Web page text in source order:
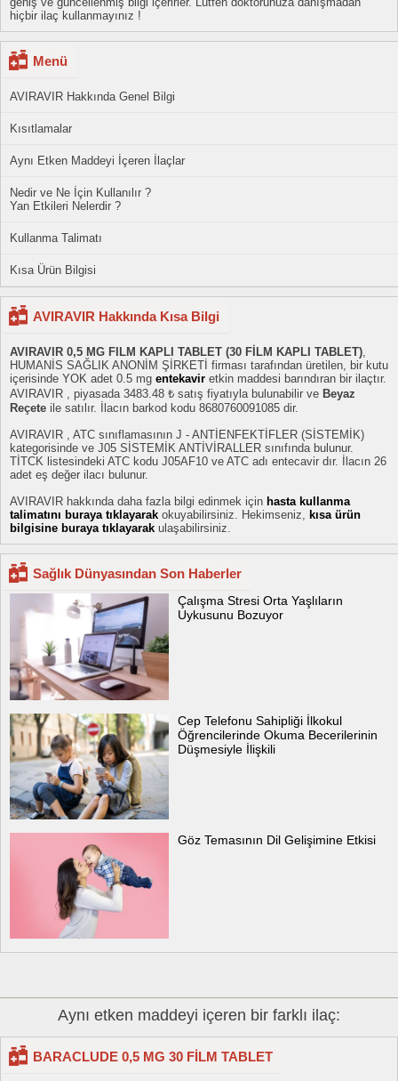
hiçbir ilaç kullanmayınız !
Menü
AVIRAVIR Hakkında Genel Bilgi
Kısıtlamalar
Aynı Etken Maddeyi İçeren İlaçlar
Nedir ve Ne İçin Kullanılır ?
Yan Etkileri Nelerdir ?
Kullanma Talimatı
Kısa Ürün Bilgisi
AVIRAVIR Hakkında Kısa Bilgi
AVIRAVIR 0,5 MG FILM KAPLI TABLET (30 FİLM KAPLI TABLET),
HUMANİS SAĞLIK ANONİM ŞİRKETİ firması tarafından üretilen, bir kutu
içerisinde YOK adet 0.5 mg entekavir etkin maddesi barındıran bir ilaçtır.
AVIRAVIR , piyasada 3483.48 ₺ satış fiyatıyla bulunabilir ve Beyaz
Reçete ile satılır. İlacın barkod kodu 8680760091085 dir.
AVIRAVIR , ATC sınıflamasının J - ANTİENFEKTİFLER (SİSTEMİK)
kategorisinde ve J05 SİSTEMİK ANTİVİRALLER sınıfında bulunur.
TİTCK listesindeki ATC kodu J05AF10 ve ATC adı entecavir dır. İlacın 26
adet eş değer ilacı bulunur.
AVIRAVIR hakkında daha fazla bilgi edinmek için hasta kullanma
talimatını buraya tıklayarak okuyabilirsiniz. Hekimseniz, kısa ürün
bilgisine buraya tıklayarak ulaşabilirsiniz.
Sağlık Dünyasından Son Haberler
Çalışma Stresi Orta Yaşlıların
Uykusunu Bozuyor
Cep Telefonu Sahipliği İlkokul
Öğrencilerinde Okuma Becerilerinin
Düşmesiyle İlişkili
Göz Temasının Dil Gelişimine Etkisi
Aynı etken maddeyi içeren bir farklı ilaç:
BARACLUDE 0,5 MG 30 FİLM TABLET